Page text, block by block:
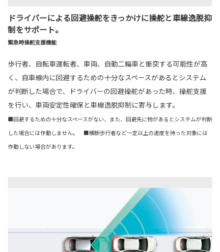
ドライバーによる回避操舵をきっかけに操舵と車線逸脱抑
制をサポート。
緊急時操舵支援機能
歩行者、自転車運転者、車両、自動二輪車と衝突する可能性が高
く、自車線内に回避するための十分なスペースがあるとシステム
が判断した場合で、ドライバーの回避操舵があった時、操舵支援
を行い、車両安定性確保と車線逸脱抑制に寄与します。
■回避するための十分なスペースがない、また、回避先に物があるとシステムが判断
した場合には作動しません。 ■横断歩行者など一定以上の速度を持った対象には
作動しない場合があります。